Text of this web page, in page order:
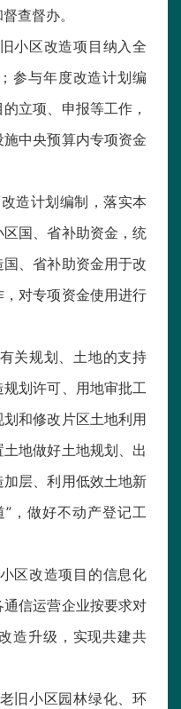
查督办。
小区改造项目纳入全
参与年度改造计划编
立项、申报等工作，
中央预算内专项资金
造计划编制，落实本
国、省补助资金，统
、省补助资金用于改
对专项资金使用进行
关规划、土地的支持
划许可、用地审批工
和修改片区土地利用
地做好土地规划、出
层、利用低效土地新
，做好不动产登记工
区改造项目的信息化
信运营企业按要求对
造升级，实现共建共
旧小区园林绿化、环